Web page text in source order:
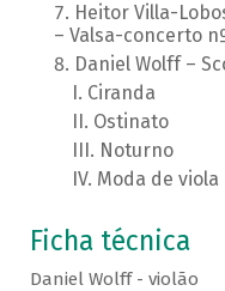
Heitor Villa-
– Valsa-concerto
Daniel Wolff –
Ciranda
Ostinato
Noturno
Moda de viola
Ficha técnica
Daniel Wolff - violão